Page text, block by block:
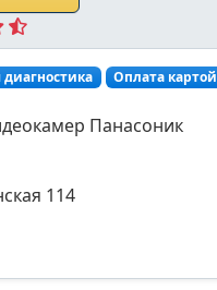
диагностика Оплата картой
Панасоник
114